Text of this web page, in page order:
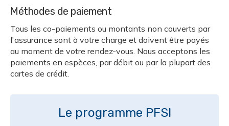
Méthodes de paiement
Tous les co-paiements ou montants non couverts par
l'assurance sont à votre charge et doivent être payés
au moment de votre rendez-vous. Nous acceptons les
paiements en espèces, par débit ou par la plupart des
cartes de crédit.
Le programme PFSI